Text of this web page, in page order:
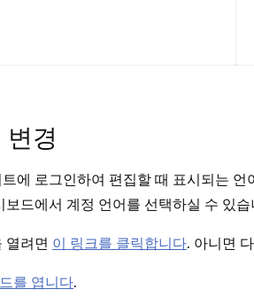
변경
에 로그인하여 편집할 때 표시되는
보드에서 계정 언어를 선택하실 수 있습
열려면 이 링크를 클릭합니다. 아니면
를 엽니다.